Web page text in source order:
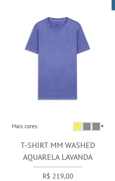
Mais cores: +
T-SHIRT MM WASHED
AQUARELA LAVANDA
R$ 219,00